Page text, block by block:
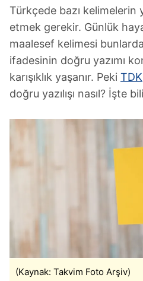
Türkçede bazı kelimelerin
etmek gerekir. Günlük
maalesef kelimesi
ifadesinin doğru yazımı
karışıklık yaşanır. Peki TDK
doğru yazılışı nasıl? İşte
(Kaynak: Takvim Foto Arşiv)